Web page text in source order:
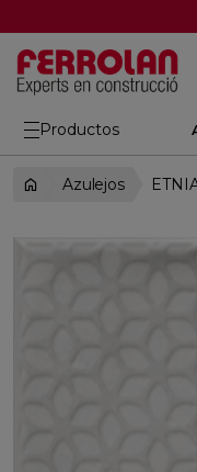
Productos
Azulejos